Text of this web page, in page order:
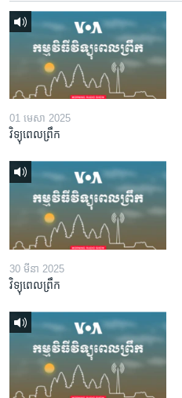
01 មេសា 2025
វិទ្យុពេលព្រឹក
30 មីនា 2025
វិទ្យុពេលព្រឹក